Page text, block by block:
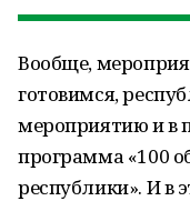
Вообще,
готовимся,
мероприятию и в
программа «100
республики». И в